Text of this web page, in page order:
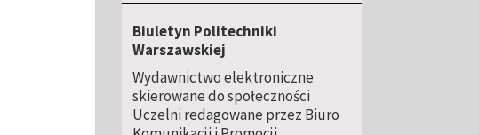
Biuletyn Politechniki
Warszawskiej
Wydawnictwo elektroniczne
skierowane do społeczności
Uczelni redagowane przez Biuro